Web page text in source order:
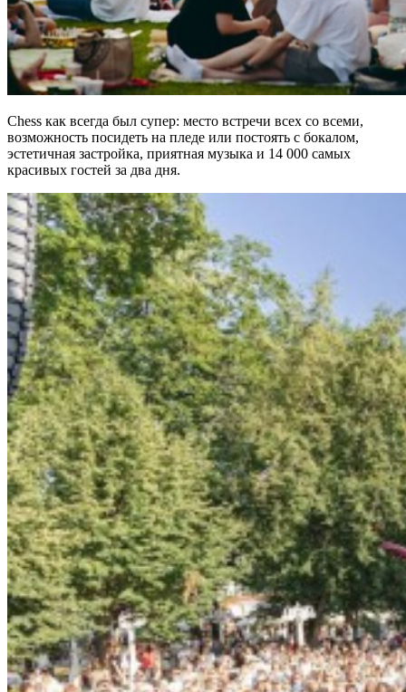
Chess как всегда был супер: место встречи всех со всеми,
возможность посидеть на пледе или постоять с бокалом,
эстетичная застройка, приятная музыка и 14 000 самых
красивых гостей за два дня.